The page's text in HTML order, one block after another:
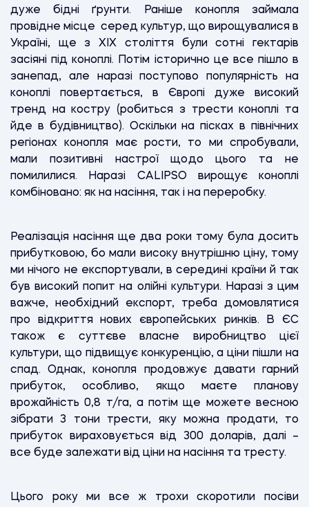
дуже бідні ґрунти. Раніше конопля займала
провідне місце серед культур, що вирощувалися в
Україні, ще з XIX століття були сотні гектарів
засіяні під коноплі. Потім історично це все пішло в
занепад, але наразі поступово популярність на
коноплі повертається, в Європі дуже високий
тренд на костру (робиться з трести коноплі та
йде в будівництво). Оскільки на пісках в північних
регіонах конопля має рости, то ми спробували,
мали позитивні настрої щодо цього та не
помилилися. Наразі CALIPSO вирощує коноплі
комбіновано: як на насіння, так і на переробку.
Реалізація насіння ще два роки тому була досить
прибутковою, бо мали високу внутрішню ціну, тому
ми нічого не експортували, в середині країни й так
був високий попит на олійні культури. Наразі з цим
важче, необхідний експорт, треба домовлятися
про відкриття нових європейських ринків. В ЄС
також є суттєве власне виробництво цієї
культури, що підвищує конкуренцію, а ціни пішли на
спад. Однак, конопля продовжує давати гарний
прибуток, особливо, якщо маєте планову
врожайність 0,8 т/га, а потім ще можете весною
зібрати 3 тони трести, яку можна продати, то
прибуток вираховується від 300 доларів, далі –
все буде залежати від ціни на насіння та тресту.
Цього року ми все ж трохи скоротили посіви